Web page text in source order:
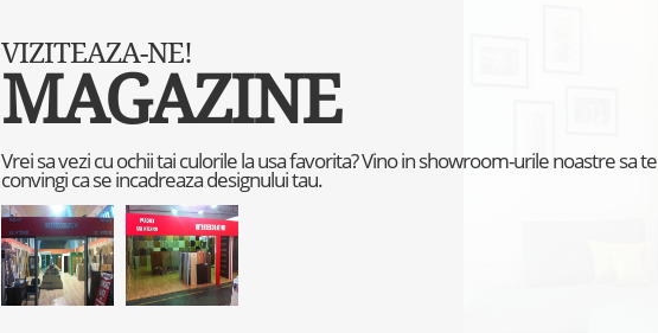
VIZITEAZA-NE!
MAGAZINE
Vrei sa vezi cu ochii tai culorile la usa favorita? Vino in showroom-urile noastre sa te
convingi ca se incadreaza designului tau.